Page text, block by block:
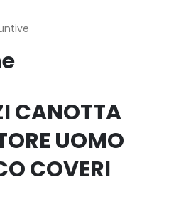
CANOTTA
UOMO
COVERI